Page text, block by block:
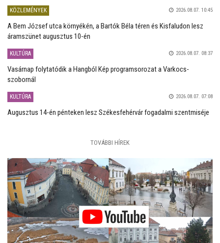
KÖZLEMÉNYEK 2026.08.07. 10:45
A Bem József utca környékén, a Bartók Béla téren és Kisfaludon lesz
áramszünet augusztus 10-én
KULTÚRA 2026.08.07. 08:37
Vasárnap folytatódik a Hangból Kép programsorozat a Varkocs-
szobornál
KULTÚRA 2026.08.07. 07:08
Augusztus 14-én pénteken lesz Székesfehérvár fogadalmi szentmiséje
TOVÁBBI HÍREK